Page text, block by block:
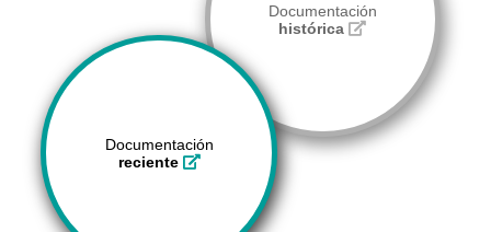
Documentación
histórica
Documentación
reciente